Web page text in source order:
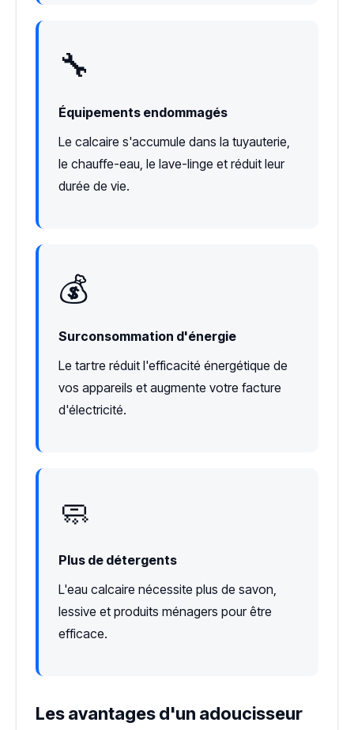
🔧
Équipements endommagés
Le calcaire s'accumule dans la tuyauterie,
le chauffe-eau, le lave-linge et réduit leur
durée de vie.
💰
Surconsommation d'énergie
Le tartre réduit l'efficacité énergétique de
vos appareils et augmente votre facture
d'électricité.
🧼
Plus de détergents
L'eau calcaire nécessite plus de savon,
lessive et produits ménagers pour être
efficace.
Les avantages d'un adoucisseur